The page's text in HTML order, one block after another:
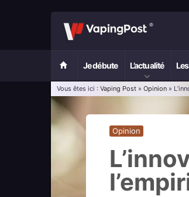
Je débute L’actualité
Vous êtes ici : Vaping Post » Opinion »
Opinion